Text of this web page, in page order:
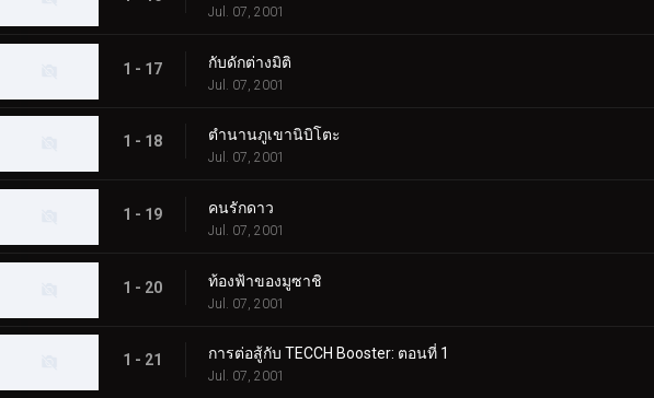
Jul. 07, 2001
1 - 17 กับดักต่างมิติ
Jul. 07, 2001
1 - 18 ตำนานภูเขานิบิโตะ
Jul. 07, 2001
1 - 19 คนรักดาว
Jul. 07, 2001
1 - 20 ท้องฟ้าของมูซาชิ
Jul. 07, 2001
1 - 21 การต่อสู้กับ TECCH Booster: ตอนที่ 1
Jul. 07, 2001